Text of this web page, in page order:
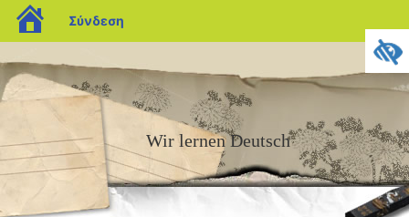
blogs.sch.gr
Σύνδεση
Wir lernen Deutsch